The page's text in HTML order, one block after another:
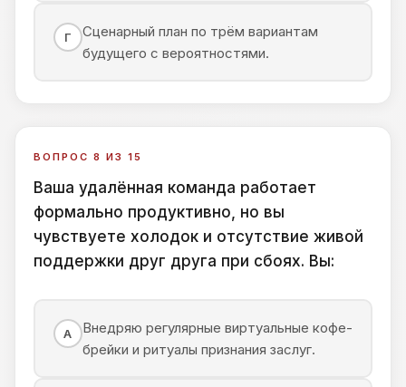
Г
Сценарный план по трём вариантам
будущего с вероятностями.
ВОПРОС 8 ИЗ 15
Ваша удалённая команда работает
формально продуктивно, но вы
чувствуете холодок и отсутствие живой
поддержки друг друга при сбоях. Вы:
А
Внедряю регулярные виртуальные кофе-
брейки и ритуалы признания заслуг.